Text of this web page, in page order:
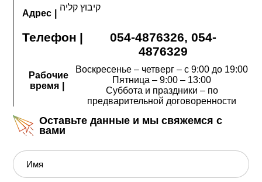
Адрес
קיבוץ קליה
Телефон |
054-4876326, 054-
4876329
Рабочие
время
Воскресенье ‒ четверг ‒ с 9:00 до 19:00
Пятница ‒ 9:00 ‒ 13:00
Суббота и праздники ‒ по
предварительной договоренности
Оставьте данные и мы свяжемся с
вами
Имя